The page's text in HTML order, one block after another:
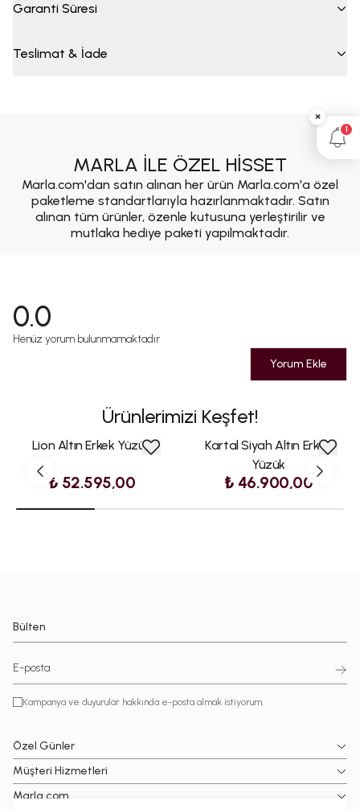
Garanti Süresi
Teslimat & İade
MARLA İLE ÖZEL HİSSET
Marla.com'dan satın alınan her ürün Marla.com'a özel
paketleme standartlarıyla hazırlanmaktadır. Satın
alınan tüm ürünler, özenle kutusuna yerleştirilir ve
mutlaka hediye paketi yapılmaktadır.
0.0
Henüz yorum bulunmamaktadır
Yorum Ekle
Ürünlerimizi Keşfet!
Lion Altın Erkek Yüzük
₺ 52.595,00
Kartal Siyah Altın Erkek
Yüzük
₺ 46.900,00
Bülten
Kampanya ve duyurular hakkında e-posta almak istiyorum.
Özel Günler
Müşteri Hizmetleri
Marla.com
×
1